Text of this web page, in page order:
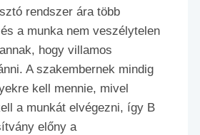
rendszer ára több
a munka nem veszélytelen
hogy villamos
A szakembernek mindig
kell mennie, mivel
a munkát elvégezni, így B
előny a